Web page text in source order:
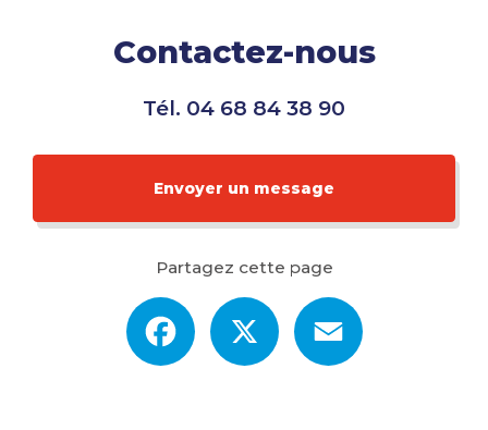
Contactez-nous
Tél. 04 68 84 38 90
Envoyer un message
Partagez cette page
Facebook